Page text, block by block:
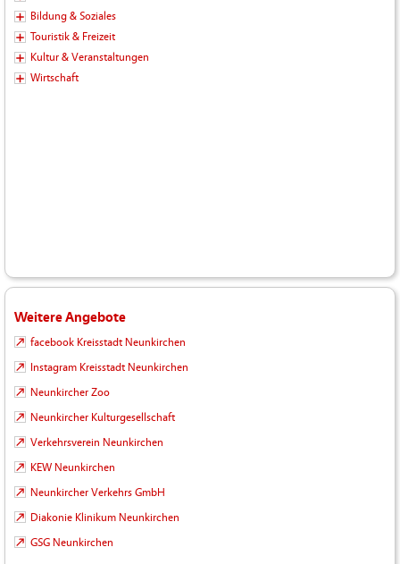
Bildung & Soziales
Touristik & Freizeit
Kultur & Veranstaltungen
Wirtschaft
Weitere Angebote
facebook Kreisstadt Neunkirchen
Instagram Kreisstadt Neunkirchen
Neunkircher Zoo
Neunkircher Kulturgesellschaft
Verkehrsverein Neunkirchen
KEW Neunkirchen
Neunkircher Verkehrs GmbH
Diakonie Klinikum Neunkirchen
GSG Neunkirchen